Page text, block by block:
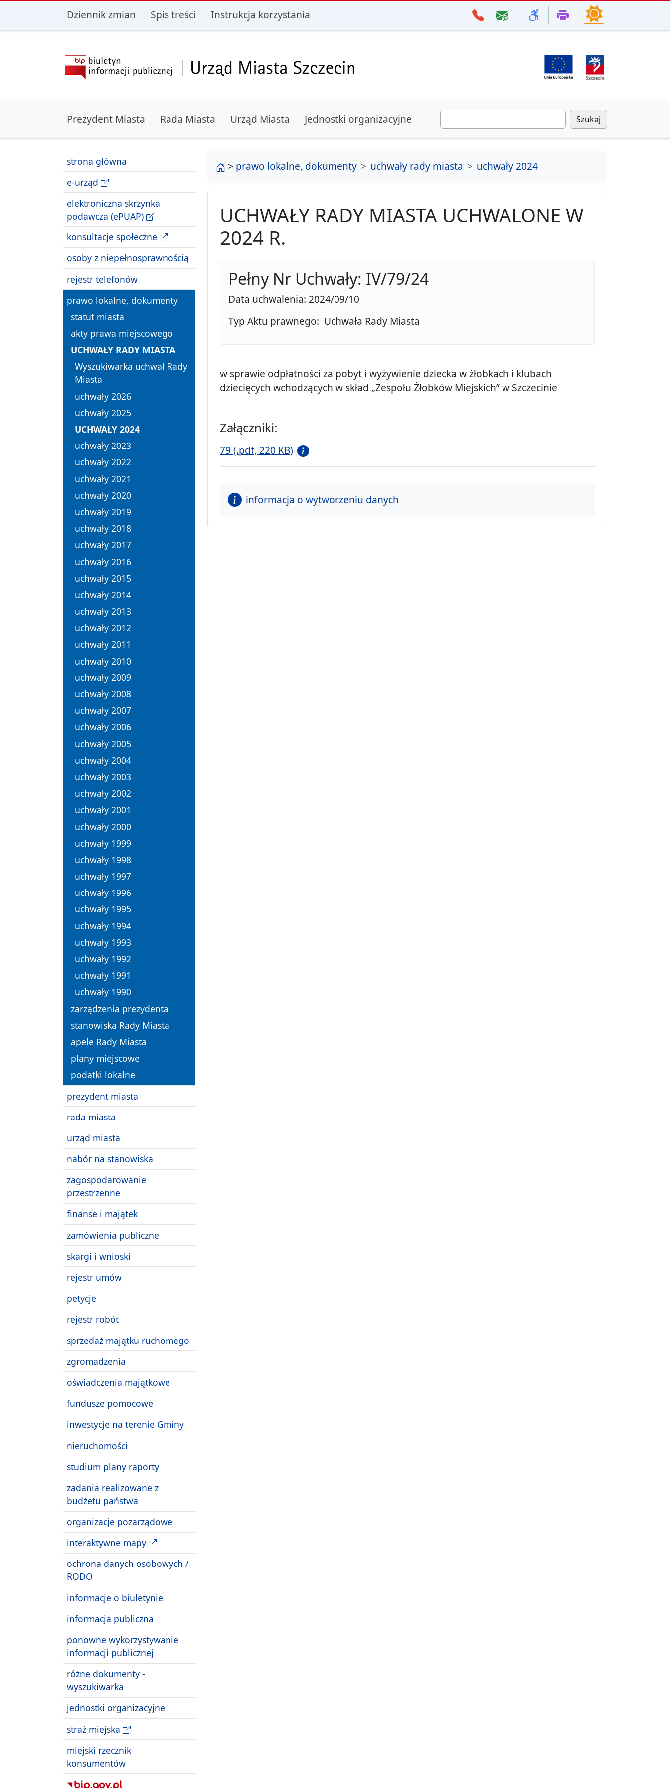
przejdź do głównego menu przejdź do treści
Dziennik zmian Spis treści Instrukcja korzystania
Prezydent Miasta Rada Miasta Urząd Miasta Jednostki organizacyjne Szukaj
strona główna
e-urząd
elektroniczna skrzynka
podawcza (ePUAP)
konsultacje społeczne
osoby z niepełnosprawnością
rejestr telefonów
prawo lokalne, dokumenty
statut miasta
akty prawa miejscowego
UCHWAŁY RADY MIASTA
Wyszukiwarka uchwał Rady
Miasta
uchwały 2026
uchwały 2025
UCHWAŁY 2024
uchwały 2023
uchwały 2022
uchwały 2021
uchwały 2020
uchwały 2019
uchwały 2018
uchwały 2017
uchwały 2016
uchwały 2015
uchwały 2014
uchwały 2013
uchwały 2012
uchwały 2011
uchwały 2010
uchwały 2009
uchwały 2008
uchwały 2007
uchwały 2006
uchwały 2005
uchwały 2004
uchwały 2003
uchwały 2002
uchwały 2001
uchwały 2000
uchwały 1999
uchwały 1998
uchwały 1997
uchwały 1996
uchwały 1995
uchwały 1994
uchwały 1993
uchwały 1992
uchwały 1991
uchwały 1990
zarządzenia prezydenta
stanowiska Rady Miasta
apele Rady Miasta
plany miejscowe
podatki lokalne
prezydent miasta
rada miasta
urząd miasta
nabór na stanowiska
zagospodarowanie
przestrzenne
finanse i majątek
zamówienia publiczne
skargi i wnioski
rejestr umów
petycje
rejestr robót
sprzedaż majątku ruchomego
zgromadzenia
oświadczenia majątkowe
fundusze pomocowe
inwestycje na terenie Gminy
nieruchomości
studium plany raporty
zadania realizowane z
budżetu państwa
organizacje pozarządowe
interaktywne mapy
ochrona danych osobowych /
RODO
informacje o biuletynie
informacja publiczna
ponowne wykorzystywanie
informacji publicznej
różne dokumenty -
wyszukiwarka
jednostki organizacyjne
straż miejska
miejski rzecznik
konsumentów
strona główna
> prawo lokalne, dokumenty uchwały rady miasta uchwały 2024
UCHWAŁY RADY MIASTA UCHWALONE W
2024 R.
Pełny Nr Uchwały: IV/79/24
Data uchwalenia: 2024/09/10
Typ Aktu prawnego: Uchwała Rady Miasta
w sprawie odpłatności za pobyt i wyżywienie dziecka w żłobkach i klubach
dziecięcych wchodzących w skład „Zespołu Żłobków Miejskich” w Szczecinie
Załączniki:
79 (.pdf, 220 KB)
informacja o wytworzeniu danych